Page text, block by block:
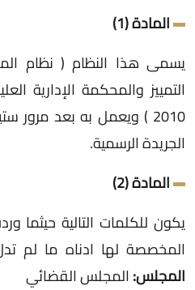
المادة (1)
يسمى هذا النظام ( نظام
التمييز والمحكمة الإدارية
2010 ) ويعمل به بعد
الجريدة الرسمية.
المادة (2)
يكون للكلمات التالية حيثما
المخصصة لها ادناه ما لم
المجلس:المجلس القضائي